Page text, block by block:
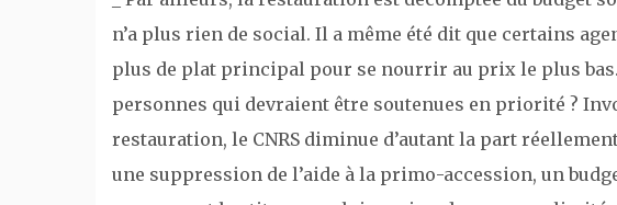
n’a plus rien de social. Il a même été dit que certains
plus de plat principal pour se nourrir au prix le plus
personnes qui devraient être soutenues en priorité ?
restauration, le CNRS diminue d’autant la part
une suppression de l’aide à la primo-accession, un